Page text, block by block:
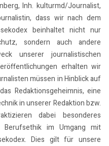
Inh. kulturmd/Journalist,
dass wir nach dem
beinhaltet nicht nur
sondern auch andere
unserer journalistischen
erhalten wir
müssen in Hinblick auf
Redaktionsgeheimnis, eine
in unserer Redaktion bzw.
dabei besonderes
Berufsethik im Umgang mit
Dies gilt für unsere